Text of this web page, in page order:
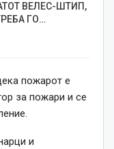
ВЕЛЕС-ШТИП,
ГО…
пожарот е
за пожари и се
и